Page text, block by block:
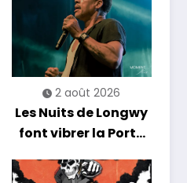
2 août 2026
Les Nuits de Longwy
font vibrer la Porte
soirée entre